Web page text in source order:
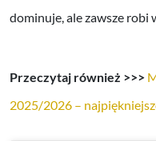
dominuje, ale zawsze robi
Przeczytaj również >>>
2025/2026 –